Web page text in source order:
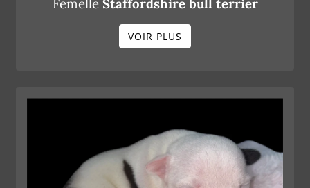
Femelle Staffordshire bull terrier
VOIR PLUS